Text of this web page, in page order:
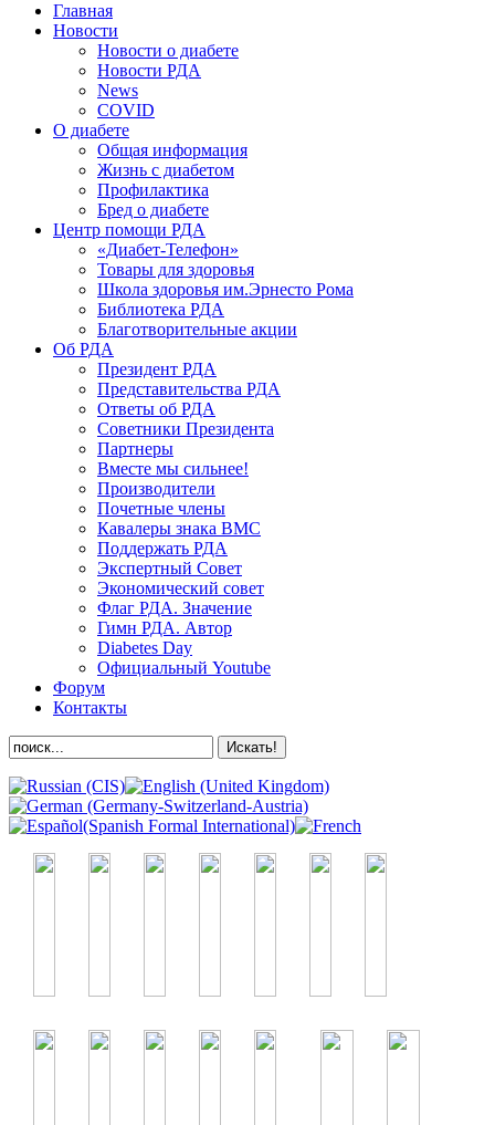
Главная
Новости
Новости о диабете
Новости РДА
News
COVID
О диабете
Общая информация
Жизнь с диабетом
Профилактика
Бред о диабете
Центр помощи РДА
«Диабет-Телефон»
Товары для здоровья
Школа здоровья им.Эрнесто Рома
Библиотека РДА
Благотворительные акции
Об РДА
Президент РДА
Представительства РДА
Ответы об РДА
Советники Президента
Партнеры
Вместе мы сильнее!
Производители
Почетные члены
Кавалеры знака ВМС
Поддержать РДА
Экспертный Совет
Экономический совет
Флаг РДА. Значение
Гимн РДА. Автор
Diabetes Day
Официальный Youtube
Форум
Контакты